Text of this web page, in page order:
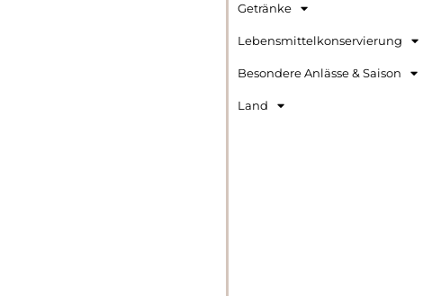
Getränke
Lebensmittelkonservierung
Besondere Anlässe & Saison
Land